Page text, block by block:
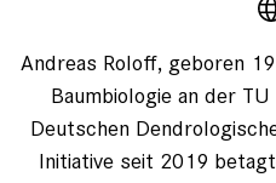
Andreas Roloff, geboren
Baumbiologie an der
Deutschen
Initiative seit 2019